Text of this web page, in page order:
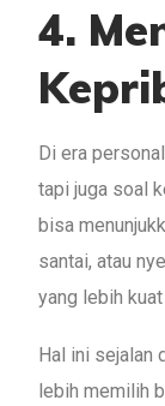
4.
Di era
tapi juga soal
bisa
santai, atau
yang lebih
Hal ini sejalan
lebih memilih